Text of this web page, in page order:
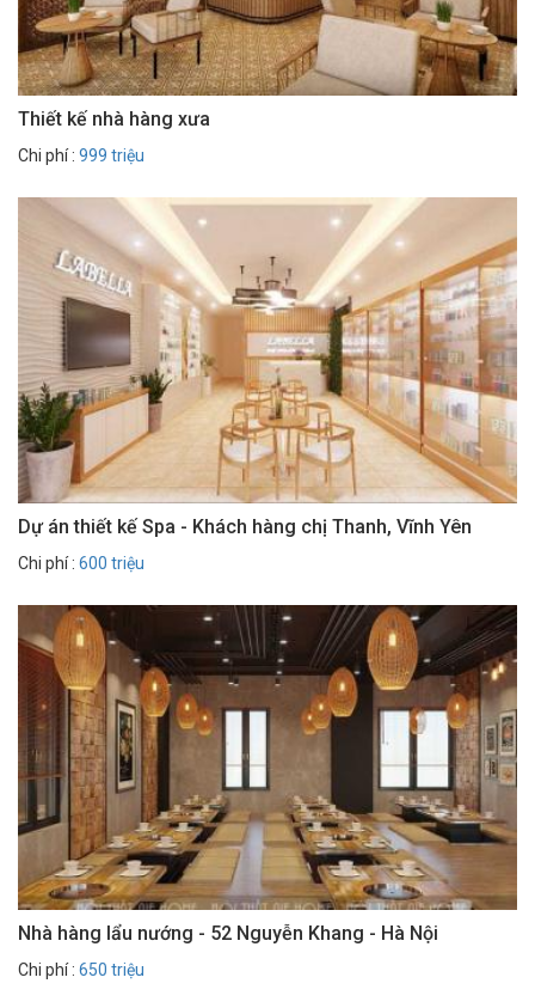
Thiết kế nhà hàng xưa
Chi phí : 999 triệu
Dự án thiết kế Spa - Khách hàng chị Thanh, Vĩnh Yên
Chi phí : 600 triệu
Nhà hàng lẩu nướng - 52 Nguyễn Khang - Hà Nội
Chi phí : 650 triệu